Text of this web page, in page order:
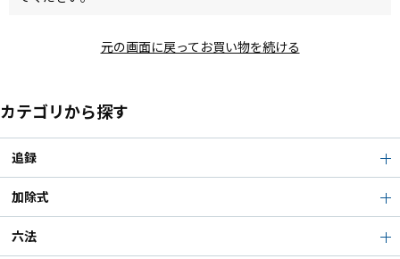
元の画面に戻ってお買い物を続ける
カテゴリから探す
追録
加除式
六法